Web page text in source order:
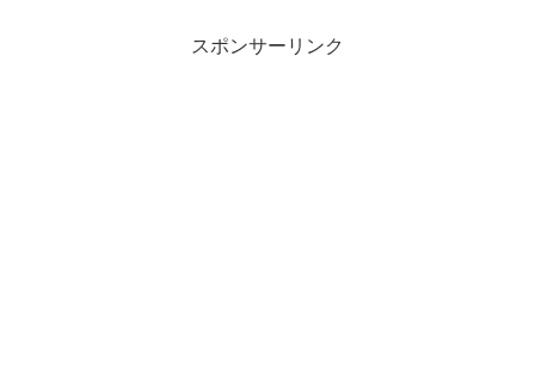
スポンサーリンク